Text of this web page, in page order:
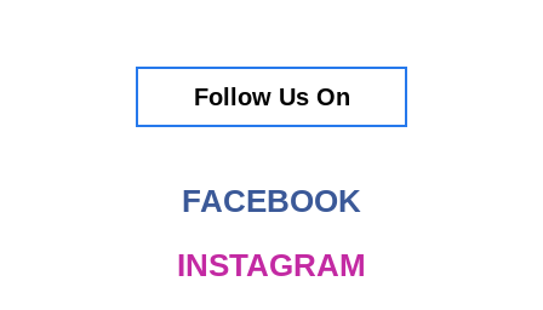
Follow Us On
FACEBOOK
INSTAGRAM